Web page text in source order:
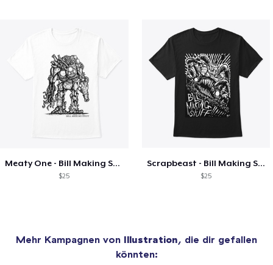
Meaty One - Bill Making Stuff
$25
Scrapbeast - Bill Making Stuff
$25
Mehr Kampagnen von Illustration, die dir gefallen
könnten: